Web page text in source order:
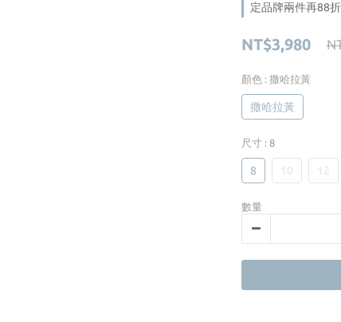
定品牌兩件再88折
NT$3,980
顏色 : 撒哈拉黃
撒哈拉黃
尺寸 : 8
8 10 12
數量